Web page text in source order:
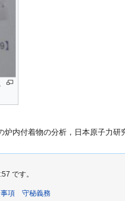
内付着物の分析，日本原子力研
です。
項 守秘義務